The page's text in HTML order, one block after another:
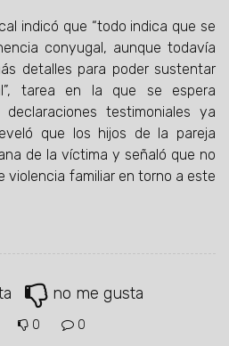
indicó que “todo indica que se
conyugal, aunque todavía
detalles para poder sustentar
tarea en la que se espera
testimoniales ya
que los hijos de la pareja
de la víctima y señaló que no
violencia familiar en torno a este
no me gusta
0 0